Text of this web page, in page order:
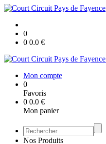
0
0 0.0 €
Mon compte
0
Favoris
0 0.0 €
Mon panier
Nos Produits